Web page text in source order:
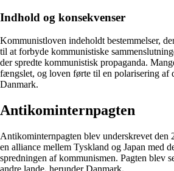
Indhold og konsekvenser
Kommunistloven indeholdt bestemmelser,
til at forbyde kommunistiske
der spredte kommunistisk propaganda.
fængslet, og loven førte til en polarisering af
Danmark.
Antikominternpagten
Antikominternpagten blev underskrevet den
en alliance mellem Tyskland og Japan med
spredningen af kommunismen. Pagten blev